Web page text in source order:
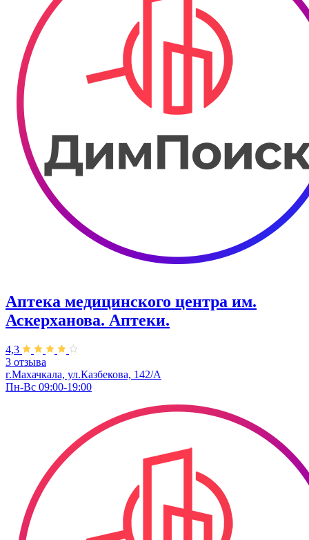
Аптека медицинского центра им.
Аскерханова. Аптеки.
4,3
3 отзыва
г.Махачкала, ул.Казбекова, 142/А
Пн-Вс 09:00-19:00